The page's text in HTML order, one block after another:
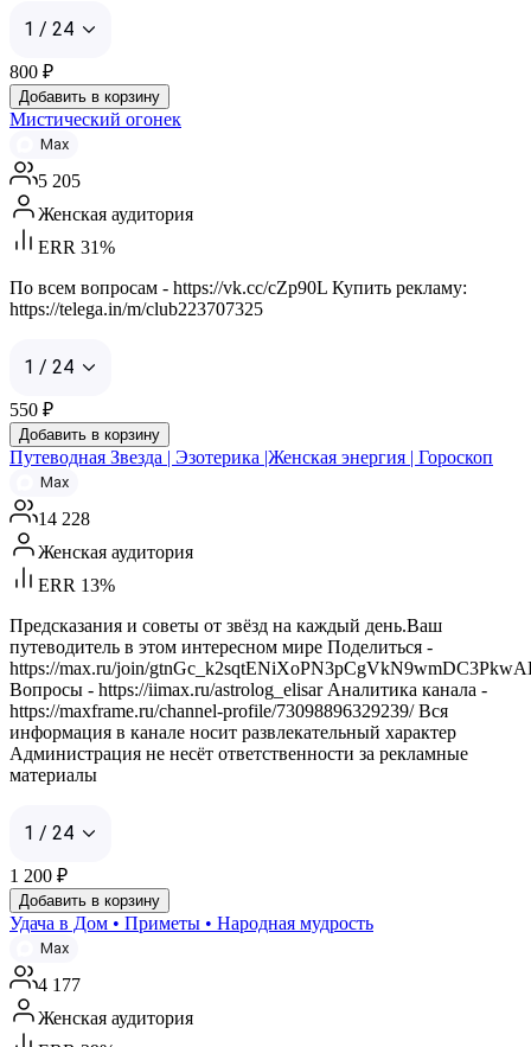
1 / 24
800 ₽
Добавить в корзину
Мистический огонек
Max
5 205
Женская аудитория
ERR 31%
По всем вопросам - https://vk.cc/cZp90L Купить рекламу:
https://telega.in/m/club223707325
1 / 24
550 ₽
Добавить в корзину
Путеводная Звезда | Эзотерика |Женская энергия | Гороскоп
Max
14 228
Женская аудитория
ERR 13%
Предсказания и советы от звёзд на каждый день.Ваш
путеводитель в этом интересном мире Поделиться -
https://max.ru/join/
Вопросы - https://iimax.ru/astrolog_elisar Аналитика канала -
https://maxframe.ru/channel-profile/73098896329239/ Вся
информация в канале носит развлекательный характер
Администрация не несёт ответственности за рекламные
материалы
1 / 24
1 200 ₽
Добавить в корзину
Удача в Дом • Приметы • Народная мудрость
Max
4 177
Женская аудитория